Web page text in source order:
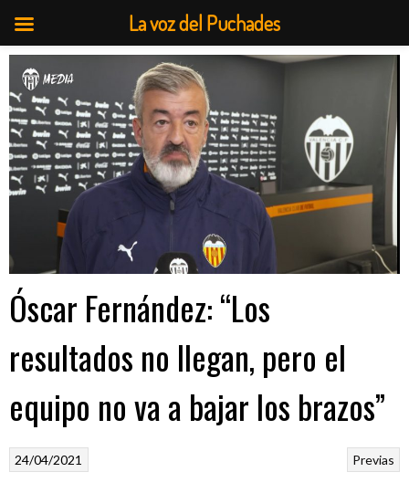
Saltar
contenido
Óscar Fernández: “Los
resultados no llegan, pero el
equipo no va a bajar los brazos”
Previas
24/04/2021
La voz del Puchades